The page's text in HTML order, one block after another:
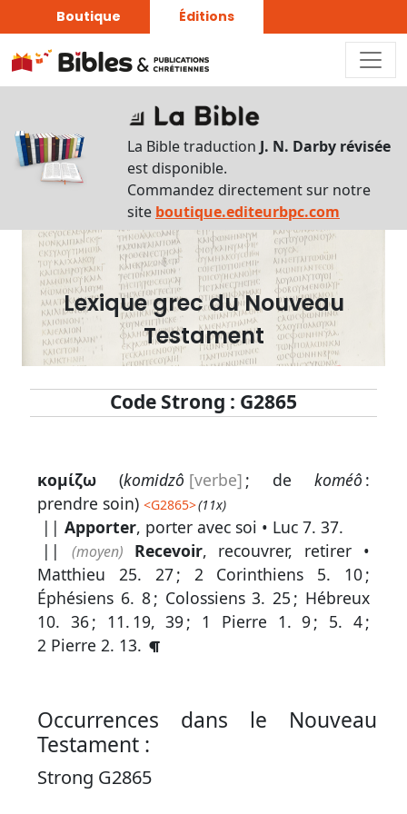
Boutique Éditions
La Bible traduction J. N. Darby révisée
est disponible.
Commandez directement sur notre
site boutique.editeurbpc.com
Lexique grec du Nouveau
Testament
Code Strong : G2865
κομίζω (komidzô [verbe] ; de koméô :
prendre soin)<G2865>(11x)
||Apporter, porter avec soi • Luc 7. 37.
|| (moyen) Recevoir, recouvrer, retirer •
Matthieu 25. 27; 2 Corinthiens 5. 10;
Éphésiens 6. 8; Colossiens 3. 25 ; Hébreux
10. 36; 11. 19, 39; 1 Pierre 1. 9; 5. 4;
2 Pierre 2. 13.
Occurrences dans le Nouveau
Testament :
Strong G2865
Recherche
Rechercher
par
lettre
Rechercher
par
mot
français
Lexique
Recherche
grec
Rechercher
par
code
Rechercher
par
lettre
Rechercher